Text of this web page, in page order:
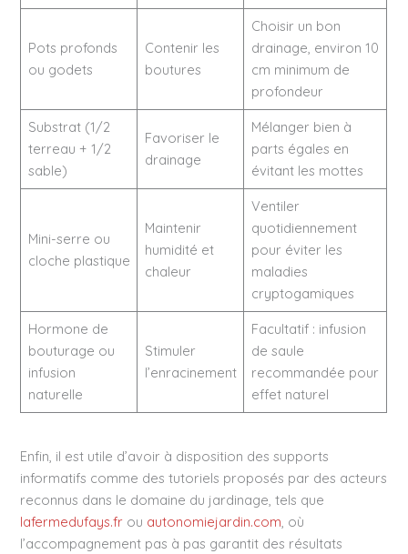
Pots profonds
ou godets
Contenir les
boutures
Choisir un bon
drainage, environ 10
cm minimum de
profondeur
Substrat (1/2
terreau + 1/2
sable)
Favoriser le
drainage
Mélanger bien à
parts égales en
évitant les mottes
Mini-serre ou
cloche plastique
Maintenir
humidité et
chaleur
Ventiler
quotidiennement
pour éviter les
maladies
cryptogamiques
Hormone de
bouturage ou
infusion
naturelle
Stimuler
l’enracinement
Facultatif : infusion
de saule
recommandée pour
effet naturel
Enfin, il est utile d’avoir à disposition des supports
informatifs comme des tutoriels proposés par des acteurs
reconnus dans le domaine du jardinage, tels que
lafermedufays.fr ou autonomiejardin.com, où
l’accompagnement pas à pas garantit des résultats